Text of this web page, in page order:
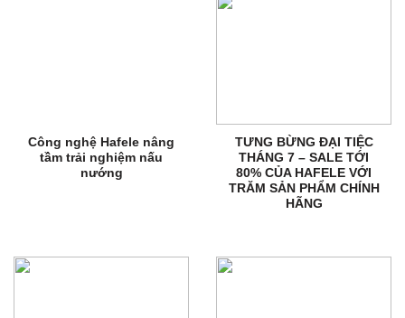
Công nghệ Hafele nâng
tầm trải nghiệm nấu
nướng
TƯNG BỪNG ĐẠI TIỆC
THÁNG 7 – SALE TỚI
80% CỦA HAFELE VỚI
TRĂM SẢN PHẨM CHÍNH
HÃNG